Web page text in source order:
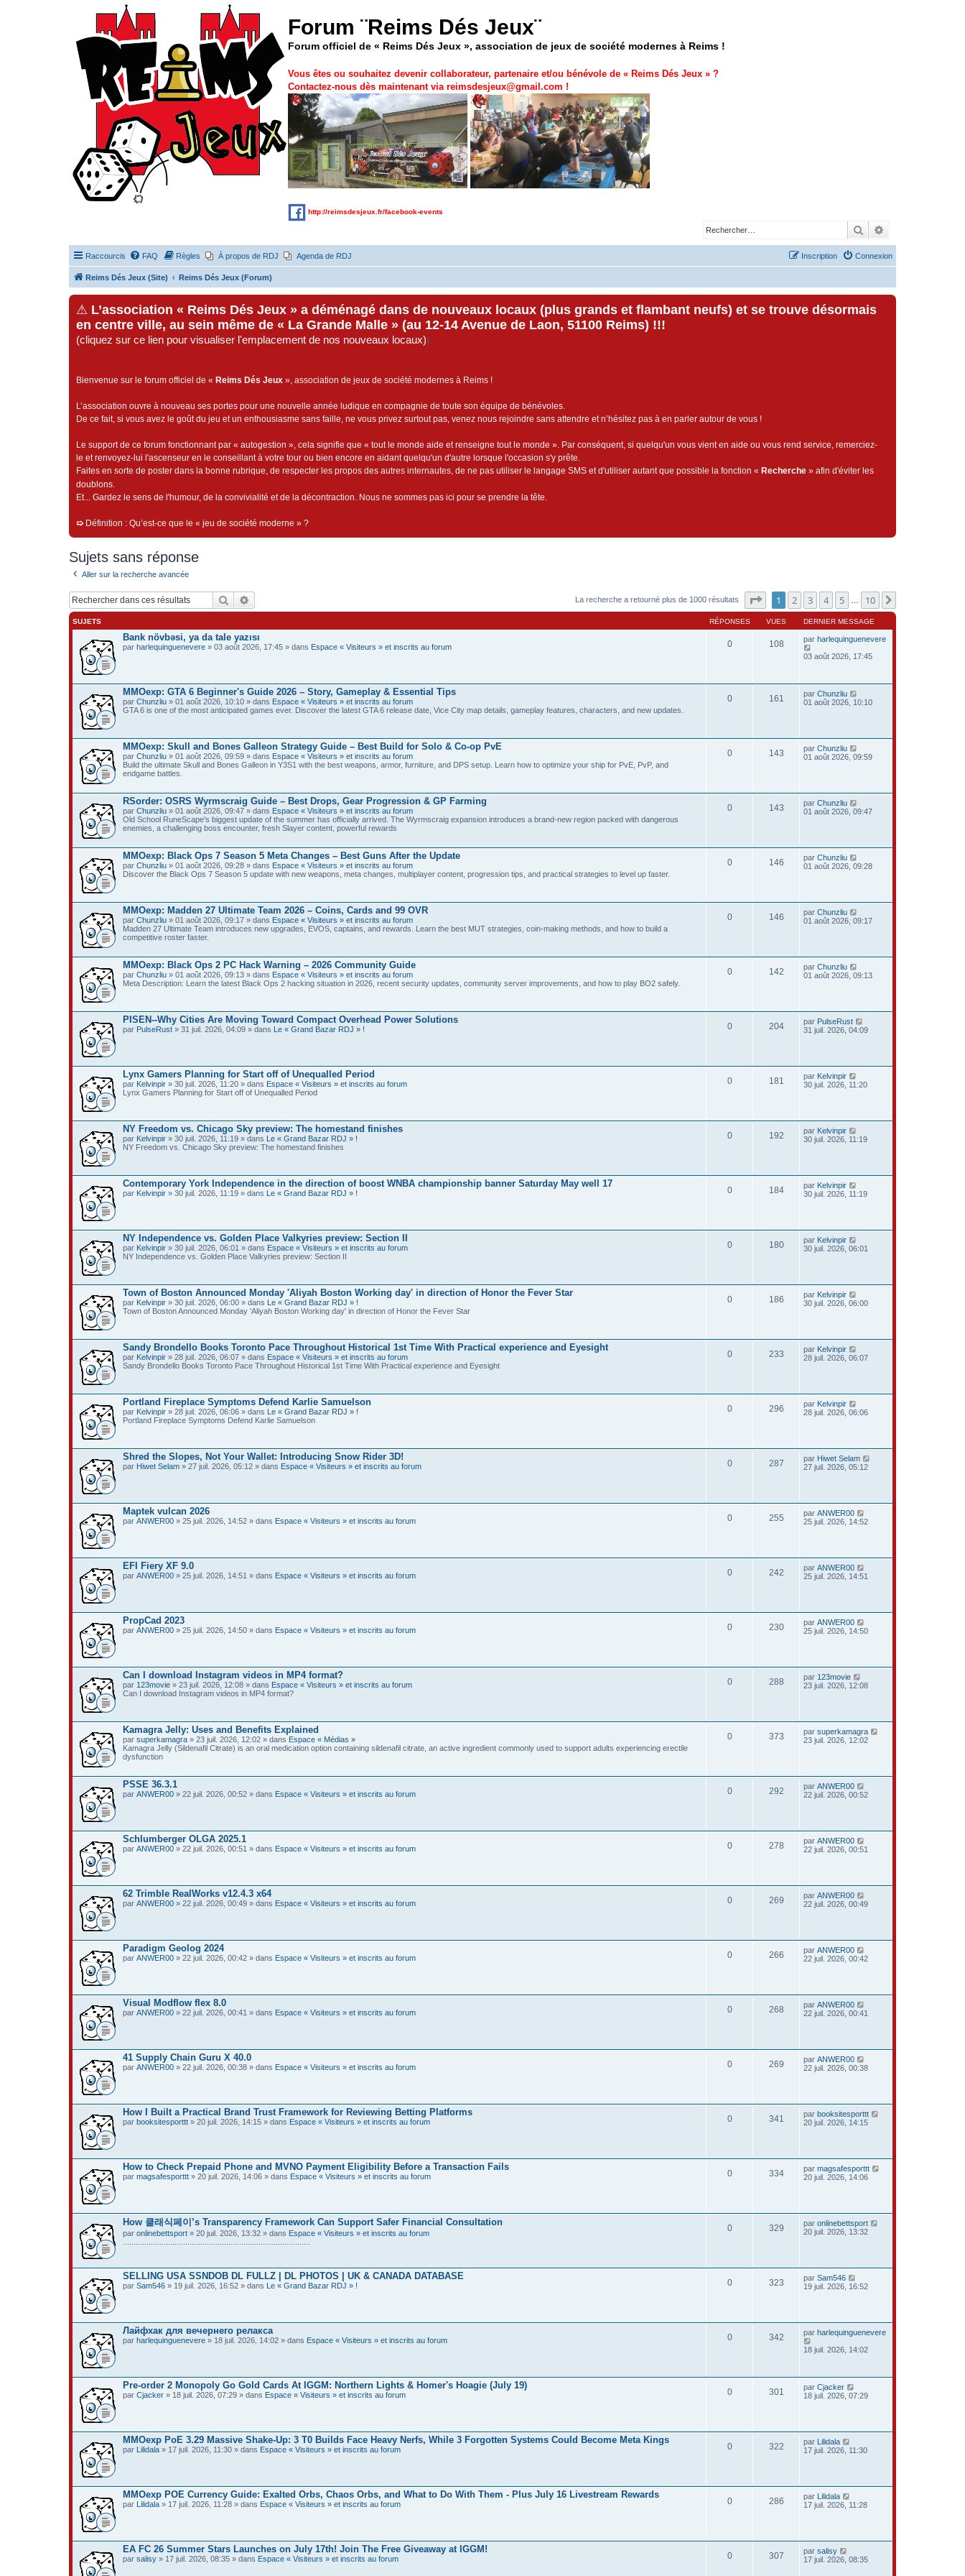
Forum ¨Reims Dés Jeux¨
Forum officiel de « Reims Dés Jeux », association de jeux de société modernes à Reims !
Vous êtes ou souhaitez devenir collaborateur, partenaire et/ou bénévole de « Reims Dés Jeux » ?
Contactez-nous dès maintenant via reimsdesjeux@gmail.com !
http://reimsdesjeux.fr/facebook-events
Rechercher
Raccourcis FAQ Règles À propos de RDJ Agenda de RDJ Connexion
Inscription
Reims Dés Jeux (Site) Reims Dés Jeux (Forum)
⚠ L’association « Reims Dés Jeux » a déménagé dans de nouveaux locaux (plus grands et flambant neufs) et se trouve désormais
en centre ville, au sein même de « La Grande Malle » (au 12-14 Avenue de Laon, 51100 Reims) !!!
(cliquez sur ce lien pour visualiser l'emplacement de nos nouveaux locaux))
Bienvenue sur le forum officiel de « Reims Dés Jeux », association de jeux de société modernes à Reims !
L’association ouvre à nouveau ses portes pour une nouvelle année ludique en compagnie de toute son équipe de bénévoles.
De ce fait, si vous avez le goût du jeu et un enthousiasme sans faille, ne vous privez surtout pas, venez nous rejoindre sans attendre et n’hésitez pas à en parler autour de vous !
Le support de ce forum fonctionnant par « autogestion », cela signifie que « tout le monde aide et renseigne tout le monde ». Par conséquent, si quelqu'un vous vient en aide ou vous rend service, remerciez-
le et renvoyez-lui l'ascenseur en le conseillant à votre tour ou bien encore en aidant quelqu'un d'autre lorsque l'occasion s'y prête.
Faites en sorte de poster dans la bonne rubrique, de respecter les propos des autres internautes, de ne pas utiliser le langage SMS et d'utiliser autant que possible la fonction « Recherche » afin d'éviter les
doublons.
Et... Gardez le sens de l'humour, de la convivialité et de la décontraction. Nous ne sommes pas ici pour se prendre la tête.
➯ Définition : Qu’est-ce que le « jeu de société moderne » ?
Sujets sans réponse
Aller sur la recherche avancée
Rechercher La recherche a retourné plus de 1000 résultats Page sur 10
1 2 3 4 5 10
SUJETS RÉPONSES VUES DERNIER MESSAGE
Bank növbəsi, ya da tale yazısı
par harlequinguenevere » 03 août 2026, 17:45 » dans Espace « Visiteurs » et inscrits au forum 0 108 par harlequinguenevere
03 août 2026, 17:45
MMOexp: GTA 6 Beginner's Guide 2026 – Story, Gameplay & Essential Tips
par Chunzliu » 01 août 2026, 10:10 » dans Espace « Visiteurs » et inscrits au forum
GTA 6 is one of the most anticipated games ever. Discover the latest GTA 6 release date, Vice City map details, gameplay features, characters, and new updates.
0 161 par Chunzliu
01 août 2026, 10:10
MMOexp: Skull and Bones Galleon Strategy Guide – Best Build for Solo & Co-op PvE
par Chunzliu » 01 août 2026, 09:59 » dans Espace « Visiteurs » et inscrits au forum
Build the ultimate Skull and Bones Galleon in Y3S1 with the best weapons, armor, furniture, and DPS setup. Learn how to optimize your ship for PvE, PvP, and
endgame battles.
0 143 par Chunzliu
01 août 2026, 09:59
RSorder: OSRS Wyrmscraig Guide – Best Drops, Gear Progression & GP Farming
par Chunzliu » 01 août 2026, 09:47 » dans Espace « Visiteurs » et inscrits au forum
Old School RuneScape's biggest update of the summer has officially arrived. The Wyrmscraig expansion introduces a brand-new region packed with dangerous
enemies, a challenging boss encounter, fresh Slayer content, powerful rewards
0 143 par Chunzliu
01 août 2026, 09:47
MMOexp: Black Ops 7 Season 5 Meta Changes – Best Guns After the Update
par Chunzliu » 01 août 2026, 09:28 » dans Espace « Visiteurs » et inscrits au forum
Discover the Black Ops 7 Season 5 update with new weapons, meta changes, multiplayer content, progression tips, and practical strategies to level up faster.
0 146 par Chunzliu
01 août 2026, 09:28
MMOexp: Madden 27 Ultimate Team 2026 – Coins, Cards and 99 OVR
par Chunzliu » 01 août 2026, 09:17 » dans Espace « Visiteurs » et inscrits au forum
Madden 27 Ultimate Team introduces new upgrades, EVOS, captains, and rewards. Learn the best MUT strategies, coin-making methods, and how to build a
competitive roster faster.
0 146 par Chunzliu
01 août 2026, 09:17
MMOexp: Black Ops 2 PC Hack Warning – 2026 Community Guide
par Chunzliu » 01 août 2026, 09:13 » dans Espace « Visiteurs » et inscrits au forum
Meta Description: Learn the latest Black Ops 2 hacking situation in 2026, recent security updates, community server improvements, and how to play BO2 safely.
0 142 par Chunzliu
01 août 2026, 09:13
PISEN--Why Cities Are Moving Toward Compact Overhead Power Solutions
par PulseRust » 31 juil. 2026, 04:09 » dans Le « Grand Bazar RDJ » ! 0 204 par PulseRust
31 juil. 2026, 04:09
Lynx Gamers Planning for Start off of Unequalled Period
par Kelvinpir » 30 juil. 2026, 11:20 » dans Espace « Visiteurs » et inscrits au forum
Lynx Gamers Planning for Start off of Unequalled Period
0 181 par Kelvinpir
30 juil. 2026, 11:20
NY Freedom vs. Chicago Sky preview: The homestand finishes
par Kelvinpir » 30 juil. 2026, 11:19 » dans Le « Grand Bazar RDJ » !
NY Freedom vs. Chicago Sky preview: The homestand finishes
0 192 par Kelvinpir
30 juil. 2026, 11:19
Contemporary York Independence in the direction of boost WNBA championship banner Saturday May well 17
par Kelvinpir » 30 juil. 2026, 11:19 » dans Le « Grand Bazar RDJ » ! 0 184 par Kelvinpir
30 juil. 2026, 11:19
NY Independence vs. Golden Place Valkyries preview: Section II
par Kelvinpir » 30 juil. 2026, 06:01 » dans Espace « Visiteurs » et inscrits au forum
NY Independence vs. Golden Place Valkyries preview: Section II
0 180 par Kelvinpir
30 juil. 2026, 06:01
Town of Boston Announced Monday 'Aliyah Boston Working day' in direction of Honor the Fever Star
par Kelvinpir » 30 juil. 2026, 06:00 » dans Le « Grand Bazar RDJ » !
Town of Boston Announced Monday 'Aliyah Boston Working day' in direction of Honor the Fever Star
0 186 par Kelvinpir
30 juil. 2026, 06:00
Sandy Brondello Books Toronto Pace Throughout Historical 1st Time With Practical experience and Eyesight
par Kelvinpir » 28 juil. 2026, 06:07 » dans Espace « Visiteurs » et inscrits au forum
Sandy Brondello Books Toronto Pace Throughout Historical 1st Time With Practical experience and Eyesight
0 233 par Kelvinpir
28 juil. 2026, 06:07
Portland Fireplace Symptoms Defend Karlie Samuelson
par Kelvinpir » 28 juil. 2026, 06:06 » dans Le « Grand Bazar RDJ » !
Portland Fireplace Symptoms Defend Karlie Samuelson
0 296 par Kelvinpir
28 juil. 2026, 06:06
Shred the Slopes, Not Your Wallet: Introducing Snow Rider 3D!
par Hiwet Selam » 27 juil. 2026, 05:12 » dans Espace « Visiteurs » et inscrits au forum 0 287 par Hiwet Selam
27 juil. 2026, 05:12
Maptek vulcan 2026
par ANWER00 » 25 juil. 2026, 14:52 » dans Espace « Visiteurs » et inscrits au forum 0 255 par ANWER00
25 juil. 2026, 14:52
EFI Fiery XF 9.0
par ANWER00 » 25 juil. 2026, 14:51 » dans Espace « Visiteurs » et inscrits au forum 0 242 par ANWER00
25 juil. 2026, 14:51
PropCad 2023
par ANWER00 » 25 juil. 2026, 14:50 » dans Espace « Visiteurs » et inscrits au forum 0 230 par ANWER00
25 juil. 2026, 14:50
Can I download Instagram videos in MP4 format?
par 123movie » 23 juil. 2026, 12:08 » dans Espace « Visiteurs » et inscrits au forum
Can I download Instagram videos in MP4 format?
0 288 par 123movie
23 juil. 2026, 12:08
Kamagra Jelly: Uses and Benefits Explained
par superkamagra » 23 juil. 2026, 12:02 » dans Espace « Médias »
Kamagra Jelly (Sildenafil Citrate) is an oral medication option containing sildenafil citrate, an active ingredient commonly used to support adults experiencing erectile
dysfunction
0 373 par superkamagra
23 juil. 2026, 12:02
PSSE 36.3.1
par ANWER00 » 22 juil. 2026, 00:52 » dans Espace « Visiteurs » et inscrits au forum 0 292 par ANWER00
22 juil. 2026, 00:52
Schlumberger OLGA 2025.1
par ANWER00 » 22 juil. 2026, 00:51 » dans Espace « Visiteurs » et inscrits au forum 0 278 par ANWER00
22 juil. 2026, 00:51
62 Trimble RealWorks v12.4.3 x64
par ANWER00 » 22 juil. 2026, 00:49 » dans Espace « Visiteurs » et inscrits au forum 0 269 par ANWER00
22 juil. 2026, 00:49
Paradigm Geolog 2024
par ANWER00 » 22 juil. 2026, 00:42 » dans Espace « Visiteurs » et inscrits au forum 0 266 par ANWER00
22 juil. 2026, 00:42
Visual Modflow flex 8.0
par ANWER00 » 22 juil. 2026, 00:41 » dans Espace « Visiteurs » et inscrits au forum 0 268 par ANWER00
22 juil. 2026, 00:41
41 Supply Chain Guru X 40.0
par ANWER00 » 22 juil. 2026, 00:38 » dans Espace « Visiteurs » et inscrits au forum 0 269 par ANWER00
22 juil. 2026, 00:38
How I Built a Practical Brand Trust Framework for Reviewing Betting Platforms
par booksitesporttt » 20 juil. 2026, 14:15 » dans Espace « Visiteurs » et inscrits au forum 0 341 par booksitesporttt
20 juil. 2026, 14:15
How to Check Prepaid Phone and MVNO Payment Eligibility Before a Transaction Fails
par magsafesporttt » 20 juil. 2026, 14:06 » dans Espace « Visiteurs » et inscrits au forum 0 334 par magsafesporttt
20 juil. 2026, 14:06
How 클래식페이’s Transparency Framework Can Support Safer Financial Consultation
par onlinebettsport » 20 juil. 2026, 13:32 » dans Espace « Visiteurs » et inscrits au forum
0 329 par onlinebettsport
20 juil. 2026, 13:32
SELLING USA SSNDOB DL FULLZ | DL PHOTOS | UK & CANADA DATABASE
par Sam546 » 19 juil. 2026, 16:52 » dans Le « Grand Bazar RDJ » ! 0 323 par Sam546
19 juil. 2026, 16:52
Лайфхак для вечернего релакса
par harlequinguenevere » 18 juil. 2026, 14:02 » dans Espace « Visiteurs » et inscrits au forum 0 342 par harlequinguenevere
18 juil. 2026, 14:02
Pre-order 2 Monopoly Go Gold Cards At IGGM: Northern Lights & Homer's Hoagie (July 19)
par Cjacker » 18 juil. 2026, 07:29 » dans Espace « Visiteurs » et inscrits au forum 0 301 par Cjacker
18 juil. 2026, 07:29
MMOexp PoE 3.29 Massive Shake-Up: 3 T0 Builds Face Heavy Nerfs, While 3 Forgotten Systems Could Become Meta Kings
par Lilidala » 17 juil. 2026, 11:30 » dans Espace « Visiteurs » et inscrits au forum 0 322 par Lilidala
17 juil. 2026, 11:30
MMOexp POE Currency Guide: Exalted Orbs, Chaos Orbs, and What to Do With Them - Plus July 16 Livestream Rewards
par Lilidala » 17 juil. 2026, 11:28 » dans Espace « Visiteurs » et inscrits au forum 0 286 par Lilidala
17 juil. 2026, 11:28
EA FC 26 Summer Stars Launches on July 17th! Join The Free Giveaway at IGGM!
par salisy » 17 juil. 2026, 08:35 » dans Espace « Visiteurs » et inscrits au forum 0 307 par salisy
17 juil. 2026, 08:35